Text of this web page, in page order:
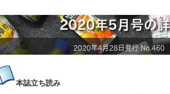
本誌立ち読み